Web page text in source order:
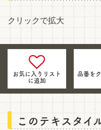
クリックで拡大
の
番・
報
お気に入りリスト
に追加
品番を
このテキスタイ